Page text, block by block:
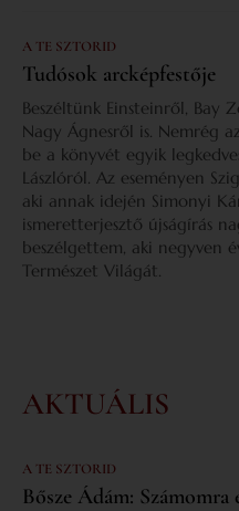
A TE SZTORID
Tudósok arcképfestője
Beszéltünk Einsteinről, Bay
Nagy Ágnesről is. Nemrég
be a könyvét egyik
Lászlóról. Az eseményen
aki annak idején Simonyi
ismeretterjesztő újságírás
beszélgettem, aki negyven
Természet Világát.
AKTUÁLIS
A TE SZTORID
Bősze Ádám: Számomra